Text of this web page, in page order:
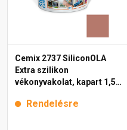
Cemix 2737 SiliconOLA
Extra szilikon
vékonyvakolat, kapart 1,5
Rendelésre